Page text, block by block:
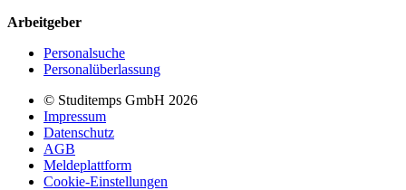
Arbeitgeber
Personalsuche
Personalüberlassung
© Studitemps GmbH 2026
Impressum
Datenschutz
AGB
Meldeplattform
Cookie-Einstellungen